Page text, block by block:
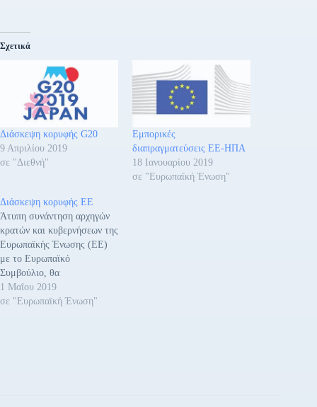
Σχετικά
Διάσκεψη κορυφής G20
9 Απριλίου 2019
σε "Διεθνή"
Εμπορικές
διαπραγματεύσεις ΕΕ-ΗΠΑ
18 Ιανουαρίου 2019
σε "Ευρωπαϊκή Ένωση"
Διάσκεψη κορυφής ΕΕ
Άτυπη συνάντηση αρχηγών
κρατών και κυβερνήσεων της
Ευρωπαϊκής Ένωσης (ΕΕ)
με το Ευρωπαϊκό
Συμβούλιο, θα
πραγματοποιηθεί στις 9
Μαΐου 2019 Sibiu (Σίμπιου)
1 Μαΐου 2019
σε "Ευρωπαϊκή Ένωση"